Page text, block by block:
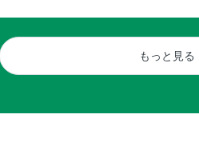
もっと見る